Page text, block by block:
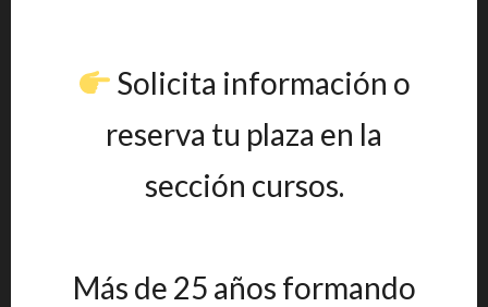
Solicita información o
reserva tu plaza en la
sección cursos.
Más de 25 años formando